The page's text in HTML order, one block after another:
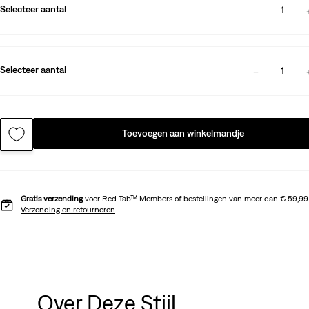
Selecteer aantal 1
Selecteer aantal 1
Toevoegen aan winkelmandje
Gratis verzendingvoor Red Tab™ Members of bestellingen van meer dan € 59,99.
Verzending en retourneren
Over Deze Stijl